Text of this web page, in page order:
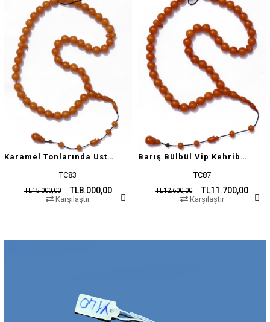
Karamel Tonlarında Usta İşçilikli Tesbih
TC83
TL8.000,00
TL15.000,00
Karşılaştır
Barış Bülbül Vip Kehribar Tesbih
TC87
TL11.700,00
TL12.600,00
Karşılaştır